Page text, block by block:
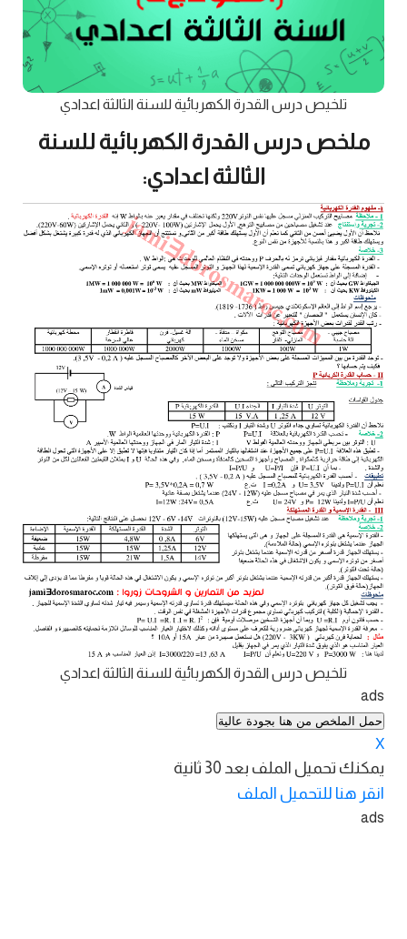
تلخيص درس القدرة الكهربائية للسنة الثالثة اعدادي
ملخص درس القدرة الكهربائية للسنة
الثالثة اعدادي:
تلخيص درس القدرة الكهربائية للسنة الثالثة اعدادي
ads
حمل الملخص من هنا بجودة عالية
X
يمكنك تحميل الملف بعد 30 ثانية
انقر هنا للتحميل الملف
ads